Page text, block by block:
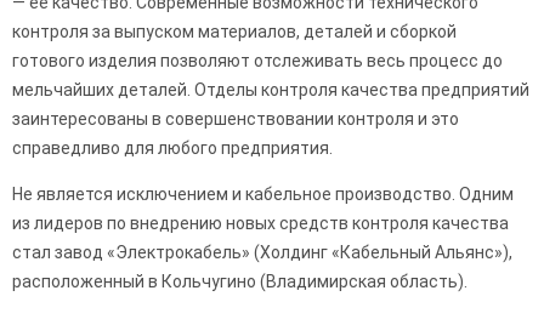
контроля за выпуском материалов, деталей и сборкой
готового изделия позволяют отслеживать весь процесс до
мельчайших деталей. Отделы контроля качества предприятий
заинтересованы в совершенствовании контроля и это
справедливо для любого предприятия.
Не является исключением и кабельное производство. Одним
из лидеров по внедрению новых средств контроля качества
стал завод «Электрокабель» (Холдинг «Кабельный Альянс»),
расположенный в Кольчугино (Владимирская область).